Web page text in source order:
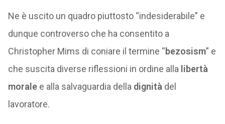
Ne è uscito un quadro piuttosto “indesiderabile” e
dunque controverso che ha consentito a
Christopher Mims di coniare il termine “bezosism” e
che suscita diverse riflessioni in ordine alla libertà
moralee alla salvaguardia della dignità del
lavoratore.